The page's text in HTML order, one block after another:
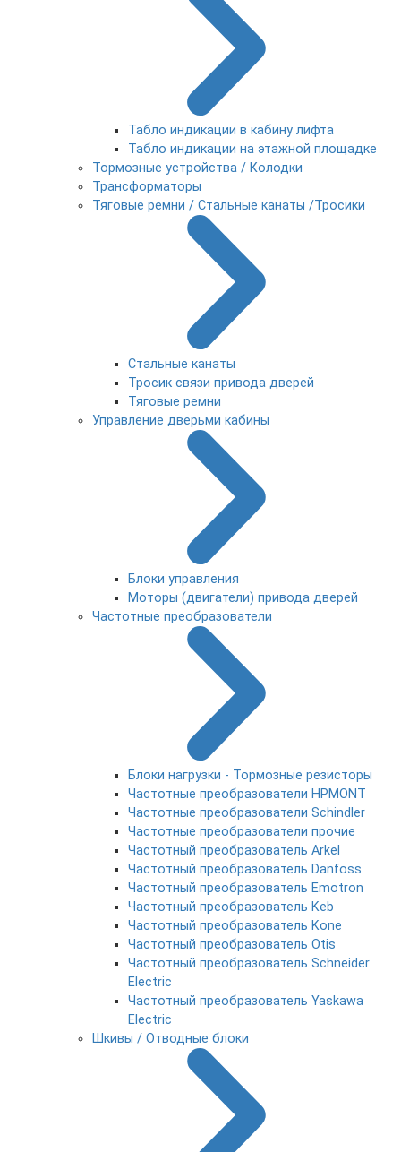
Табло индикации в кабину лифта
Табло индикации на этажной площадке
Тормозные устройства / Колодки
Трансформаторы
Тяговые ремни / Стальные канаты /Тросики
Стальные канаты
Тросик связи привода дверей
Тяговые ремни
Управление дверьми кабины
Блоки управления
Моторы (двигатели) привода дверей
Частотные преобразователи
Блоки нагрузки - Тормозные резисторы
Частотные преобразователи HPMONT
Частотные преобразователи Schindler
Частотные преобразователи прочие
Частотный преобразователь Arkel
Частотный преобразователь Danfoss
Частотный преобразователь Emotron
Частотный преобразователь Keb
Частотный преобразователь Kone
Частотный преобразователь Otis
Частотный преобразователь Schneider
Electric
Частотный преобразователь Yaskawa
Electric
Шкивы / Отводные блоки